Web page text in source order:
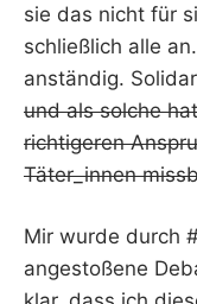
sie das nicht für
schließlich alle
anständig.
und als solche
richtigeren
Täter_innen
Mir wurde durch
angestoßene